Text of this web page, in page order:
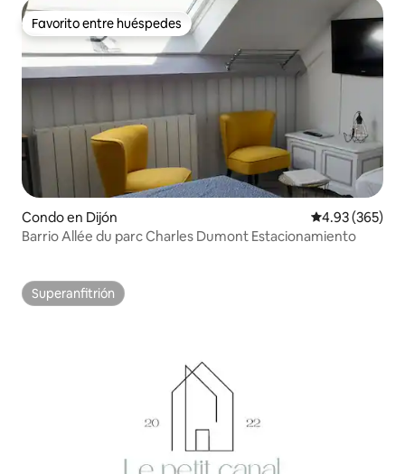
Favorito entre huéspedes
Favorito entre huéspedes
Condo en Dijón Calificación
4.93 (365)
Barrio Allée du parc Charles Dumont Estacionamiento
Superanfitrión
Superanfitrión